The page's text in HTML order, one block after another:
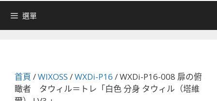
選單
首頁 /WIXOSS /WXDi-P16 / WXDi-P16-008 扉の俯
瞰者 タウィル＝トレ「白色 分身 タウィル（塔維